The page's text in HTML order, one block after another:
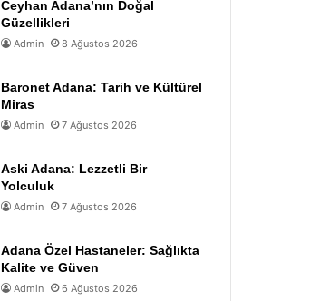
Ceyhan Adana’nın Doğal
Güzellikleri
Admin 8 Ağustos 2026
Baronet Adana: Tarih ve Kültürel
Miras
Admin 7 Ağustos 2026
Aski Adana: Lezzetli Bir
Yolculuk
Admin 7 Ağustos 2026
Adana Özel Hastaneler: Sağlıkta
Kalite ve Güven
Admin 6 Ağustos 2026